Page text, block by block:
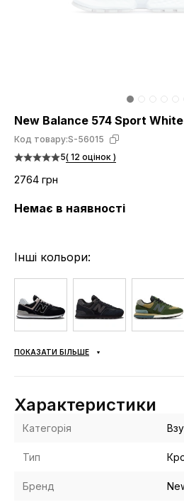
New Balance 574 Sport
Код товару:S-56015
5( 12 оцінок )
2764 грн
Немає в наявності
Інші кольори:
ПОКАЗАТИ БІЛЬШЕ
Характеристики
Категорія
Тип
Бренд